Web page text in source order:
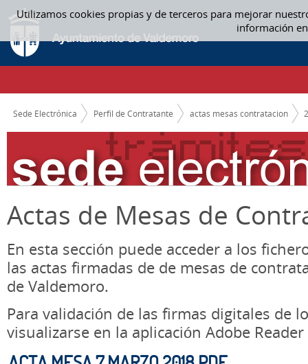
Utilizamos cookies propias y de terceros para mejorar
información
Saltar al contenido
ACTAS MESAS CONTRATACION
CAMINO DE MIGAS
Sede Electrónica Perfil de Contratante actas mesas contratacion
Actas de Mesas de
En esta sección puede acceder a los
las actas firmadas de de mesas de
de Valdemoro.
Para validación de las firmas digitales de
visualizarse en la aplicación Adobe Reader